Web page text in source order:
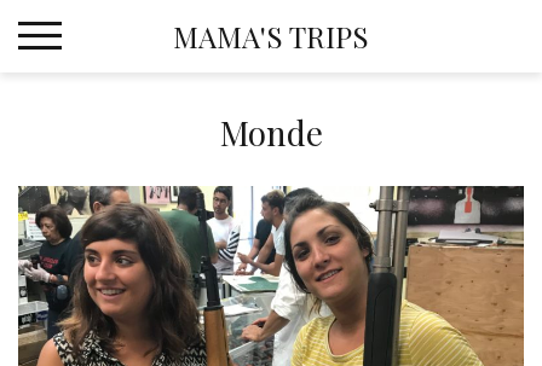
MAMA'S TRIPS
Monde